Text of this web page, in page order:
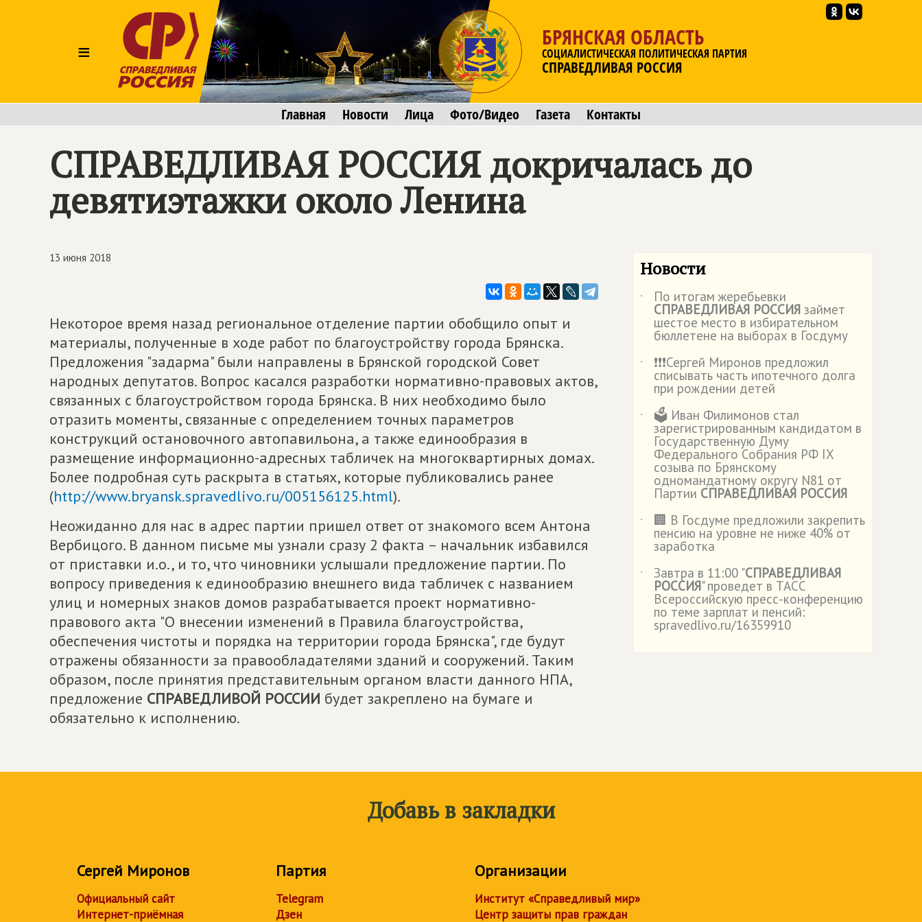
≡
БРЯНСКАЯ ОБЛАСТЬ
СОЦИАЛИСТИЧЕСКАЯ ПОЛИТИЧЕСКАЯ ПАРТИЯ
СПРАВЕДЛИВАЯ РОССИЯ
Главная Новости Лица Фото/Видео Газета Контакты
СПРАВЕДЛИВАЯ РОССИЯдокричалась до
девятиэтажки около Ленина
13 июня 2018
Некоторое время назад региональное отделение партии обобщило опыт и
материалы, полученные в ходе работ по благоустройству города Брянска.
Предложения "задарма" были направлены в Брянской городской Совет
народных депутатов. Вопрос касался разработки нормативно-правовых актов,
связанных с благоустройством города Брянска. В них необходимо было
отразить моменты, связанные с определением точных параметров
конструкций остановочного автопавильона, а также единообразия в
размещение информационно-адресных табличек на многоквартирных домах.
Более подробная суть раскрыта в статьях, которые публиковались ранее
(http://www.bryansk.spravedlivo.ru/005156125.html).
Неожиданно для нас в адрес партии пришел ответ от знакомого всем Антона
Вербицого. В данном письме мы узнали сразу 2 факта – начальник избавился
от приставки и.о., и то, что чиновники услышали предложение партии. По
вопросу приведения к единообразию внешнего вида табличек с названием
улиц и номерных знаков домов разрабатывается проект нормативно-
правового акта "О внесении изменений в Правила благоустройства,
обеспечения чистоты и порядка на территории города Брянска", где будут
отражены обязанности за правообладателями зданий и сооружений. Таким
образом, после принятия представительным органом власти данного НПА,
предложение СПРАВЕДЛИВОЙ РОССИИ будет закреплено на бумаге и
обязательно к исполнению.
Новости
˙ По итогам жеребьевки
СПРАВЕДЛИВАЯ РОССИЯ займет
шестое место в избирательном
бюллетене на выборах в Госдуму
˙
❗️❗️❗️Сергей Миронов предложил
списывать часть ипотечного долга
при рождении детей
˙
🗳️ Иван Филимонов стал
зарегистрированным кандидатом в
Государственную Думу
Федерального Собрания РФ IX
созыва по Брянскому
одномандатному округу N81 от
Партии СПРАВЕДЛИВАЯ РОССИЯ
˙
🏢 В Госдуме предложили закрепить
пенсию на уровне не ниже 40% от
заработка
˙
Завтра в 11:00 "СПРАВЕДЛИВАЯ
РОССИЯ" проведет в ТАСС
Всероссийскую пресс-конференцию
по теме зарплат и пенсий:
spravedlivo.ru/16359910
Добавь в закладки
Сергей Миронов
Официальный сайт
Интернет-приёмная
Партия
Telegram
Дзен
Организации
Институт «Справедливый мир»
Центр защиты прав граждан